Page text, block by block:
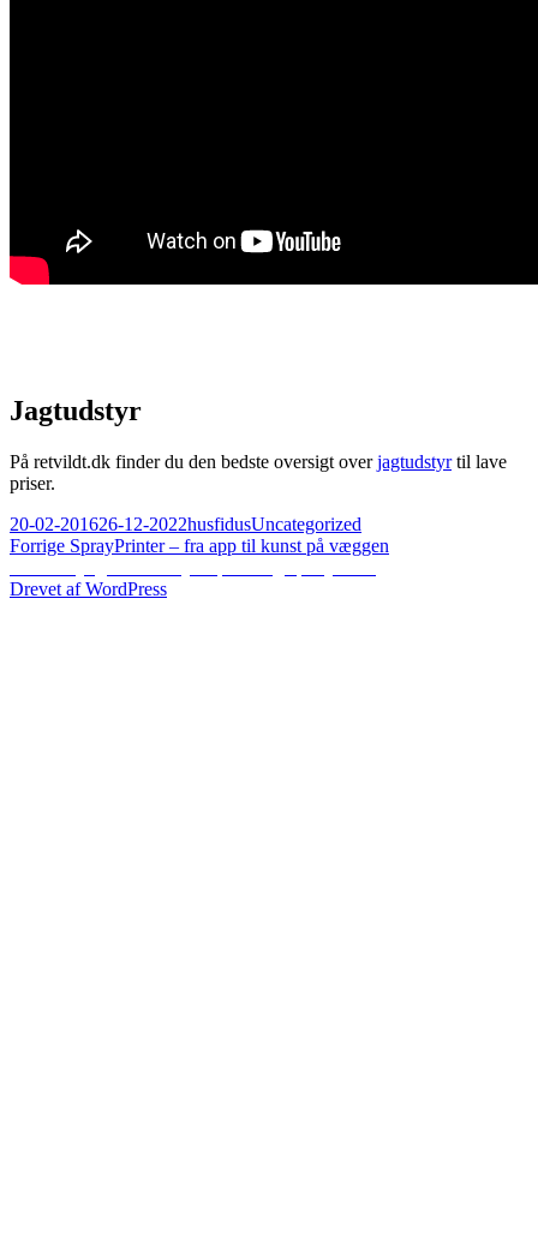
Jagtudstyr
På retvildt.dk finder du den bedste oversigt overjagtudstyrtil lave
priser.
Udgivet
i
20-02-201626-12-2022Forfatter
husfidusKategorier
Uncategorized
Indlægsnavigation
Forrige Forrige
SprayPrinter – fra app til kunst på væggen
indlæg:
Drevet af WordPress